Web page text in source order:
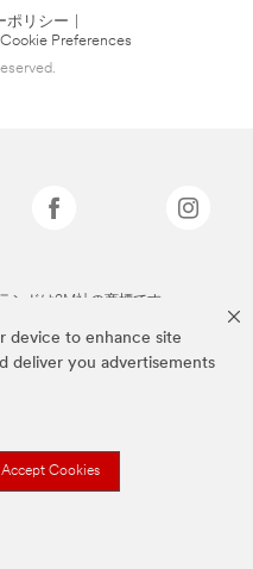
device to enhance site
deliver you advertisements
Accept Cookies
ポリシー
Cookie Preferences
ンドは3M社の商標です。